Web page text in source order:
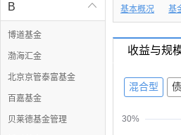

B
博道基金
渤海汇金
北京京管泰富基金
百嘉基金
贝莱德基金管理
基本概况 基
收益与规
混合型
30%